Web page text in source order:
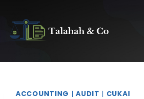
ACCOUNTING |AUDIT | CUKAI